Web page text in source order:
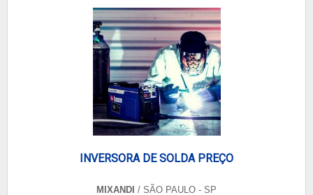
encontrar itens variados com tecnologia de ponta, como
bombas de engrenagens e reforma de elevadores de carga
com ótima qualidade e assertividade.Com o objetivo de trazer
a satisfação a todos os clientes, a empresa entende que seu
melhor destaque é conquistar a confiança de cada um. Tudo
isso só é possível através do investimento em equipamentos
modernos e profissionais experientes. A DHE Componentes
Hidráulicos é uma empresa que tem se destacado no
segmento pela seriedade e qualidade, que garantem a melhor
INVERSORA DE SOLDA PREÇO
MIXANDI / SÃO PAULO - SP